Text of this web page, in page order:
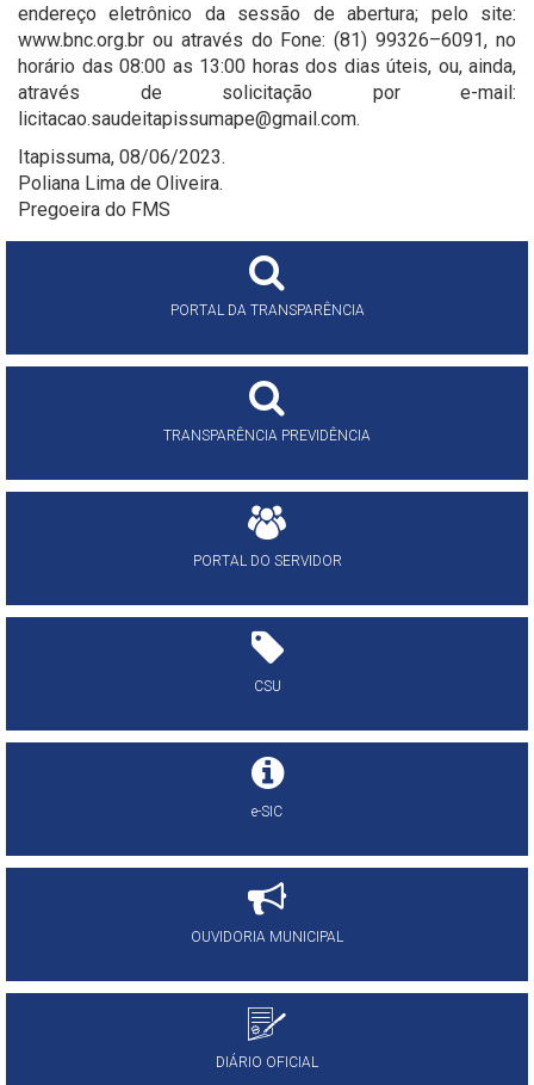
endereço eletrônico da sessão de abertura; pelo site:
www.bnc.org.br ou através do Fone: (81) 99326–6091, no
horário das 08:00 as 13:00 horas dos dias úteis, ou, ainda,
através de solicitação por e-mail:
licitacao.saudeitapissumape@gmail.com.
Itapissuma, 08/06/2023.
Poliana Lima de Oliveira.
Pregoeira do FMS
PORTAL DA TRANSPARÊNCIA
TRANSPARÊNCIA PREVIDÊNCIA
PORTAL DO SERVIDOR
CSU
e-SIC
OUVIDORIA MUNICIPAL
DIÁRIO OFICIAL